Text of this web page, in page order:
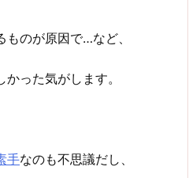
のが原因で…など、
った気がします。
手なのも不思議だし、